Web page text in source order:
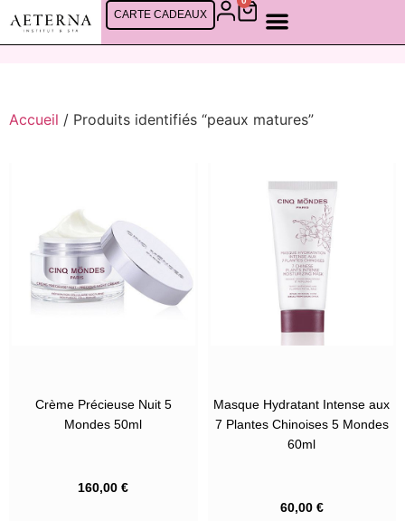
CARTE CADEAUX
Accueil / Produits identifiés “peaux matures”
Crème Précieuse Nuit 5
Mondes 50ml
160,00€
Masque Hydratant Intense aux
7 Plantes Chinoises 5 Mondes
60ml
60,00 €